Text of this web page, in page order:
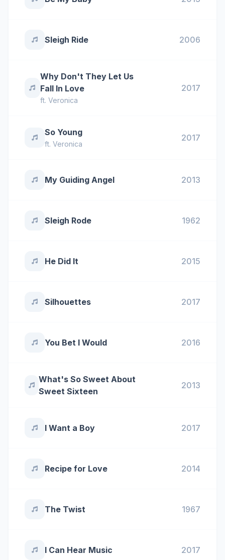
Sleigh Ride 2006
Why Don't They Let Us
Fall In Love
ft. Veronica
2017
So Young
ft. Veronica
2017
My Guiding Angel 2013
Sleigh Rode 1962
He Did It 2015
Silhouettes 2017
You Bet I Would 2016
What's So Sweet About
Sweet Sixteen
2013
I Want a Boy 2017
Recipe for Love 2014
The Twist 1967
I Can Hear Music 2017